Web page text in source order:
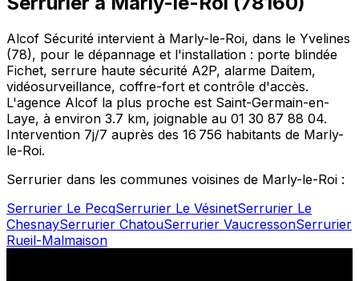
Alcof Sécurité intervient à Marly-le-Roi, dans le Yvelines
(78), pour le dépannage et l'installation : porte blindée
Fichet, serrure haute sécurité A2P, alarme Daitem,
vidéosurveillance, coffre-fort et contrôle d'accès.
L'agence Alcof la plus proche est Saint-Germain-en-
Laye, à environ 3.7 km, joignable au 01 30 87 88 04.
Intervention 7j/7 auprès des 16 756 habitants de Marly-
le-Roi.
Serrurier dans les communes voisines de Marly-le-Roi :
Serrurier Le PecqSerrurier Le VésinetSerrurier Le
ChesnaySerrurier ChatouSerrurier VaucressonSerrurier
Rueil-Malmaison